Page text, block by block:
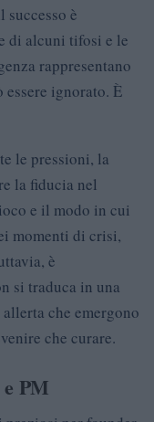
successo è
di alcuni tifosi e le
rappresentano
essere ignorato. È
le pressioni, la
la fiducia nel
e il modo in cui
momenti di crisi,
è
si traduca in una
che emergono
che curare.
PM